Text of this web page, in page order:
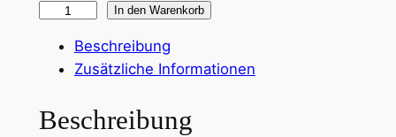
4
3
t
In den Warenkorb
Beschreibung
Zusätzliche Informationen
Beschreibung